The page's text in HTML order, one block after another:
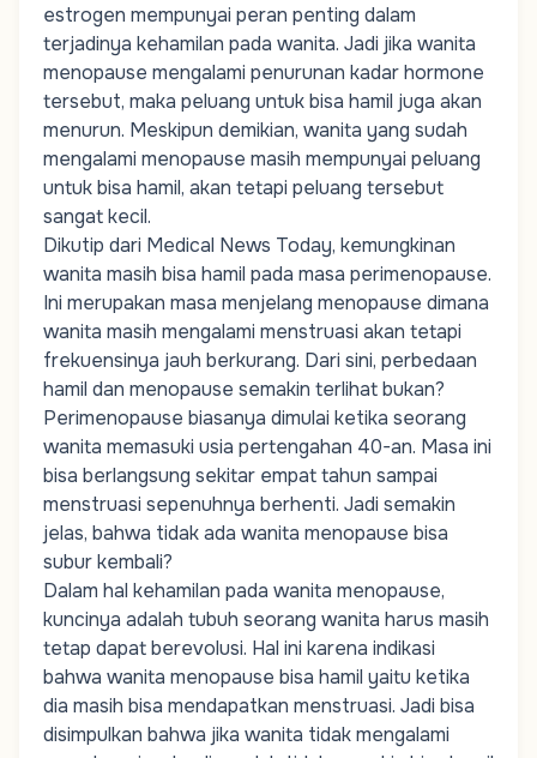
estrogen mempunyai peran penting dalam
terjadinya kehamilan pada wanita. Jadi jika wanita
menopause mengalami penurunan kadar hormone
tersebut, maka peluang untuk bisa hamil juga akan
menurun. Meskipun demikian, wanita yang sudah
mengalami menopause masih mempunyai peluang
untuk bisa hamil, akan tetapi peluang tersebut
sangat kecil.
Dikutip dari Medical News Today, kemungkinan
wanita masih bisa hamil pada masa perimenopause.
Ini merupakan masa menjelang menopause dimana
wanita masih mengalami menstruasi akan tetapi
frekuensinya jauh berkurang. Dari sini, perbedaan
hamil dan menopause semakin terlihat bukan?
Perimenopause biasanya dimulai ketika seorang
wanita memasuki usia pertengahan 40-an. Masa ini
bisa berlangsung sekitar empat tahun sampai
menstruasi sepenuhnya berhenti. Jadi semakin
jelas, bahwa tidak ada wanita menopause bisa
subur kembali?
Dalam hal kehamilan pada wanita menopause,
kuncinya adalah tubuh seorang wanita harus masih
tetap dapat berevolusi. Hal ini karena indikasi
bahwa wanita menopause bisa hamil yaitu ketika
dia masih bisa mendapatkan menstruasi. Jadi bisa
disimpulkan bahwa jika wanita tidak mengalami